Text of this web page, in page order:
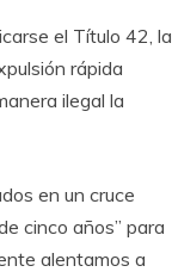
el Título 42, la
rápida
ilegal la
en un cruce
cinco años” para
alentamos a